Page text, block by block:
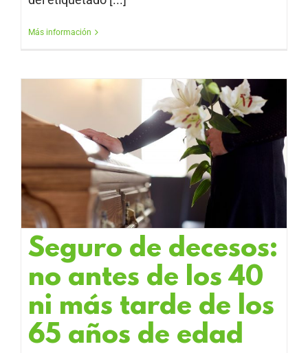
Más información
Seguro de decesos:
no antes de los 40
ni más tarde de los
65 años de edad